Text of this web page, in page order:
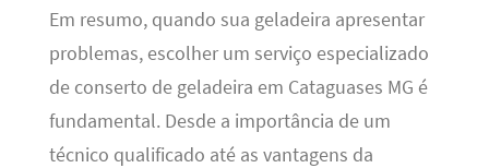
Em resumo, quando sua geladeira apresentar
problemas, escolher um serviço especializado
de conserto de geladeira em Cataguases MG é
fundamental. Desde a importância de um
técnico qualificado até as vantagens da